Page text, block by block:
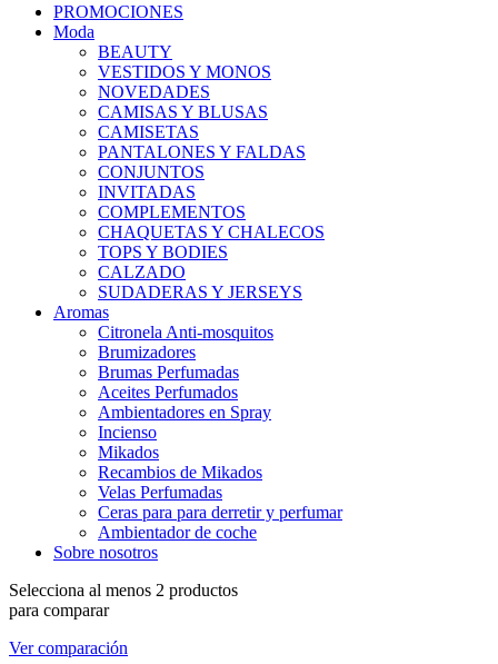
PROMOCIONES
Moda
BEAUTY
VESTIDOS Y MONOS
NOVEDADES
CAMISAS Y BLUSAS
CAMISETAS
PANTALONES Y FALDAS
CONJUNTOS
INVITADAS
COMPLEMENTOS
CHAQUETAS Y CHALECOS
TOPS Y BODIES
CALZADO
SUDADERAS Y JERSEYS
Aromas
Citronela Anti-mosquitos
Brumizadores
Brumas Perfumadas
Aceites Perfumados
Ambientadores en Spray
Incienso
Mikados
Recambios de Mikados
Velas Perfumadas
Ceras para para derretir y perfumar
Ambientador de coche
Sobre nosotros
Selecciona al menos 2 productos
para comparar
Ver comparación